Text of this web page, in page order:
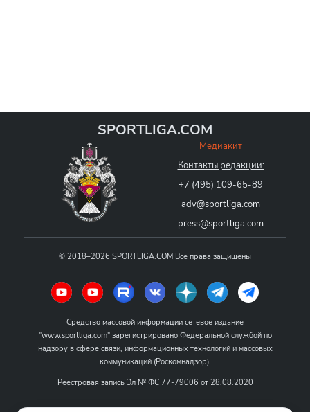
SPORTLIGA.COM
Медиакит
Контакты редакции:
+7 (495) 109-65-89
adv@sportliga.com
press@sportliga.com
© 2018–2026 SPORTLIGA.COM Все права защищены
Средство массовой информации сетевое издание
"www.sportliga.com" зарегистрировано Федеральной службой по
надзору в сфере связи, информационных технологий и массовых
коммуникаций (Роскомнадзор).
Реестровая запись Эл № ФС 77-79006 от 28.08.2020